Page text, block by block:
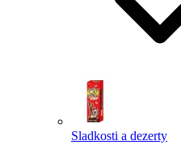
Sladkosti a dezerty